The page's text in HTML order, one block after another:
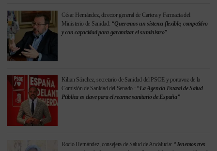
César Hernández, director general de Cartera y Farmacia del
Ministerio de Sanidad: “Queremos un sistema flexible, competitivo
y con capacidad para garantizar el suministro”
Kilian Sánchez, secretario de Sanidad del PSOE y portavoz de la
Comisión de Sanidad del Senado.: “La Agencia Estatal de Salud
Pública es clave para el rearme sanitario de España”
Rocío Hernández, consejera de Salud de Andalucía: “Tenemos tres